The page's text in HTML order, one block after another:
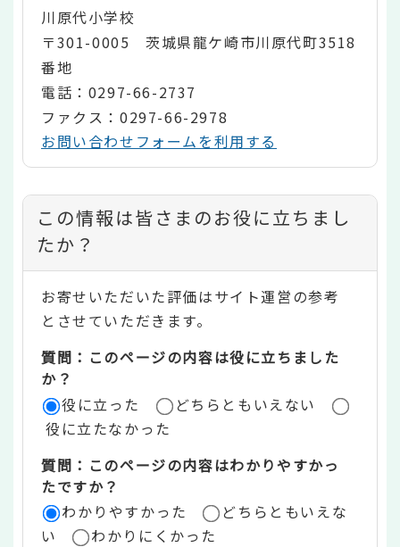
川原代小学校
〒301-0005 茨城県龍ケ崎市川原代町3518
番地
電話：0297-66-2737
ファクス：0297-66-2978
お問い合わせフォームを利用する
コ
ン
テ
ン
ツ
評
価
リ
ア
この情報は皆さまのお役に立ちまし
たか？
お寄せいただいた評価はサイト運営の参考
とさせていただきます。
質問：このページの内容は役に立ちました
か？
役に立った
どちらともいえない
役に立たなかった
質問：このページの内容はわかりやすかっ
たですか？
わかりやすかった
どちらともいえな
い
わかりにくかった